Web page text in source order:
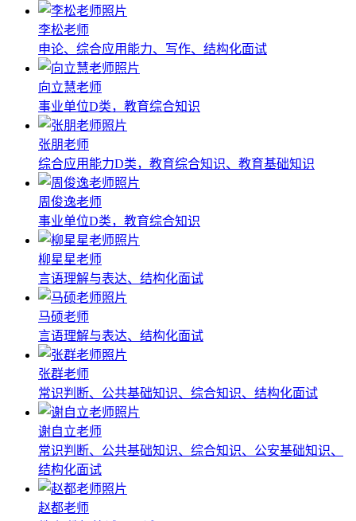
李松老师
申论、综合应用能力、写作、结构化面试
向立慧老师
事业单位D类，教育综合知识
张朋老师
综合应用能力D类，教育综合知识、教育基础知识
周俊逸老师
事业单位D类，教育综合知识
柳星星老师
言语理解与表达、结构化面试
马硕老师
言语理解与表达、结构化面试
张群老师
常识判断、公共基础知识、综合知识、结构化面试
谢自立老师
常识判断、公共基础知识、综合知识、公安基础知识、
结构化面试
赵都老师